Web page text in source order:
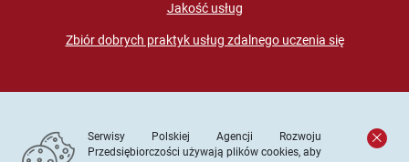
Jakość usług
Zbiór dobrych praktyk usług zdalnego uczenia się
Serwisy Polskiej Agencji Rozwoju
Przedsiębiorczości używają plików cookies, aby